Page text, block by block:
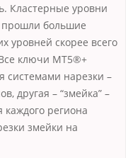
Кластерные уровни
прошли большие
уровней скорее всего
ключи MT5®+
системами нарезки –
другая – “змейка” –
региона
змейки на